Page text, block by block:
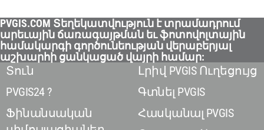
PVGIS.COM Տեղեկատվություն է տրամադրում
արեւային ճառագայթման եւ ֆոտովոլտային
համակարգի գործունեության վերաբերյալ
աշխարհի ցանկացած վայրի համար:
Տուն
PVGIS24 ?
Ֆինանսական
Լրիվ PVGIS Ուղեցույց
Գտնել PVGIS
Հասկանալ PVGIS